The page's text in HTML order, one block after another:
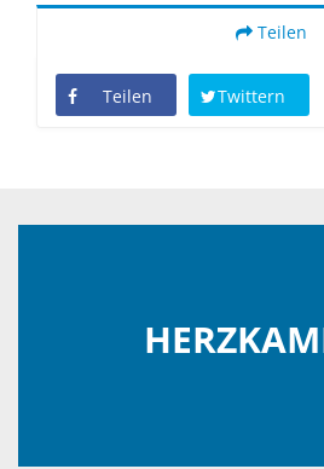
Teilen
Teilen Twittern